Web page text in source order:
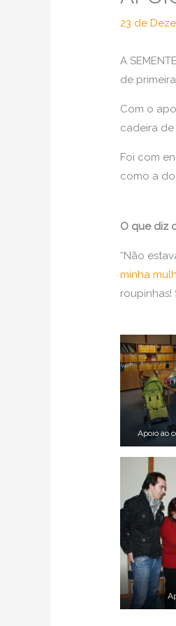
23 de
A
de
Com o
cadeira
Foi com
como a
O que diz
“Não
minha
roupinhas!
Apoio ao